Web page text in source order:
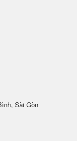
Sài Gòn